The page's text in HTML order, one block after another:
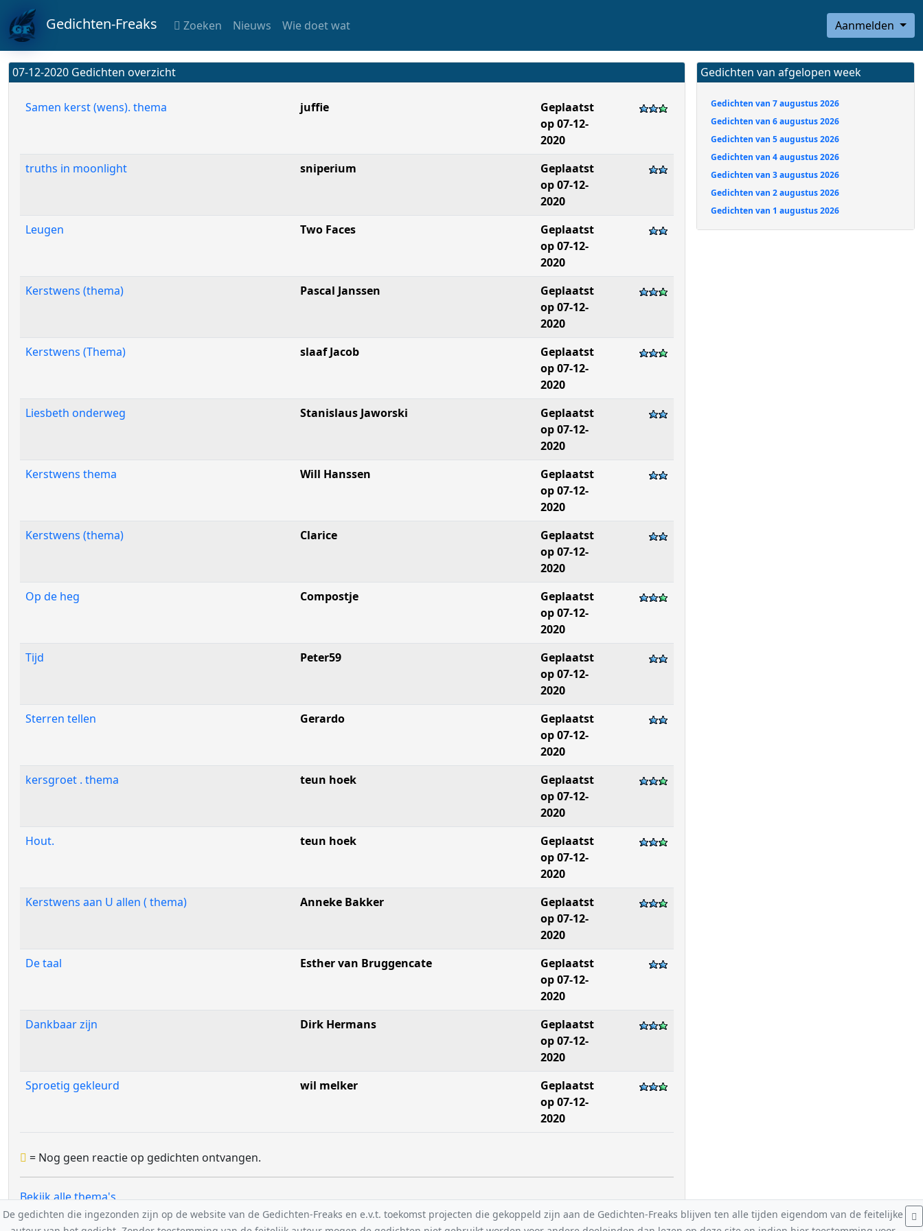
Gedichten-Freaks Zoeken Nieuws Wie doet wat Aanmelden
07-12-2020 Gedichten overzicht
Samen kerst (wens). thema juffie
Geplaatst
op 07-12-
2020
truths in moonlight
sniperium
Geplaatst
op 07-12-
2020
Leugen
Two Faces
Geplaatst
op 07-12-
2020
Kerstwens (thema)
Pascal Janssen
Geplaatst
op 07-12-
2020
Kerstwens (Thema)
slaaf Jacob
Geplaatst
op 07-12-
2020
Liesbeth onderweg
Stanislaus Jaworski
Geplaatst
op 07-12-
2020
Kerstwens thema
Will Hanssen
Geplaatst
op 07-12-
2020
Kerstwens (thema)
Clarice
Geplaatst
op 07-12-
2020
Op de heg
Compostje
Geplaatst
op 07-12-
2020
Tijd
Peter59
Geplaatst
op 07-12-
2020
Sterren tellen
Gerardo
Geplaatst
op 07-12-
2020
kersgroet . thema
teun hoek
Geplaatst
op 07-12-
2020
Hout.
teun hoek
Geplaatst
op 07-12-
2020
Kerstwens aan U allen ( thema)
Anneke Bakker
Geplaatst
op 07-12-
2020
De taal
Esther van Bruggencate
Geplaatst
op 07-12-
2020
Dankbaar zijn
Dirk Hermans
Geplaatst
op 07-12-
2020
Sproetig gekleurd
wil melker
Geplaatst
op 07-12-
2020
= Nog geen reactie op gedichten ontvangen.
Bekijk alle thema's
Gedichten van afgelopen week
Gedichten van 7 augustus 2026
Gedichten van 6 augustus 2026
Gedichten van 5 augustus 2026
Gedichten van 4 augustus 2026
Gedichten van 3 augustus 2026
Gedichten van 2 augustus 2026
Gedichten van 1 augustus 2026
De gedichten die ingezonden zijn op de website van de Gedichten-Freaks en e.v.t. toekomst projecten die gekoppeld zijn aan de Gedichten-Freaks blijven ten alle tijden eigendom van de feitelijke